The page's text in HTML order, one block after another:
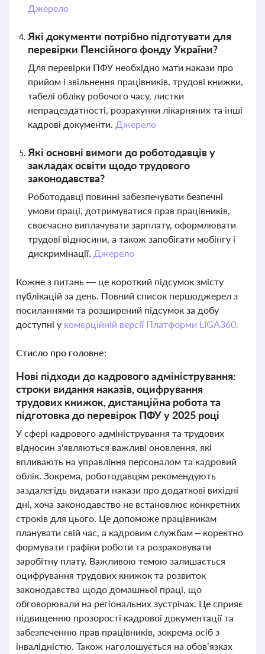
Джерело
Які документи потрібно підготувати для
перевірки Пенсійного фонду України?
Для перевірки ПФУ необхідно мати накази про
прийом і звільнення працівників, трудові книжки,
табелі обліку робочого часу, листки
непрацездатності, розрахунки лікарняних та інші
кадрові документи. Джерело
Які основні вимоги до роботодавців у
закладах освіти щодо трудового
законодавства?
Роботодавці повинні забезпечувати безпечні
умови праці, дотримуватися прав працівників,
своєчасно виплачувати зарплату, оформлювати
трудові відносини, а також запобігати мобінгу і
дискримінації. Джерело
Кожне з питань — це короткий підсумок змісту
публікацій за день. Повний список першоджерел з
посиланнями та розширений підсумок за добу
доступні у комерційній версії Платформи LIGA360.
Стисло про головне:
Нові підходи до кадрового адміністрування:
строки видання наказів, оцифрування
трудових книжок, дистанційна робота та
підготовка до перевірок ПФУ у 2025 році
У сфері кадрового адміністрування та трудових
відносин з'являються важливі оновлення, які
впливають на управління персоналом та кадровий
облік. Зокрема, роботодавцям рекомендують
заздалегідь видавати накази про додаткові вихідні
дні, хоча законодавство не встановлює конкретних
строків для цього. Це допоможе працівникам
планувати свій час, а кадровим службам – коректно
формувати графіки роботи та розраховувати
заробітну плату. Важливою темою залишається
оцифрування трудових книжок та розвиток
законодавства щодо домашньої праці, що
обговорювали на регіональних зустрічах. Це сприяє
підвищенню прозорості кадрової документації та
забезпеченню прав працівників, зокрема осіб з
інвалідністю. Також наголошується на обов’язках